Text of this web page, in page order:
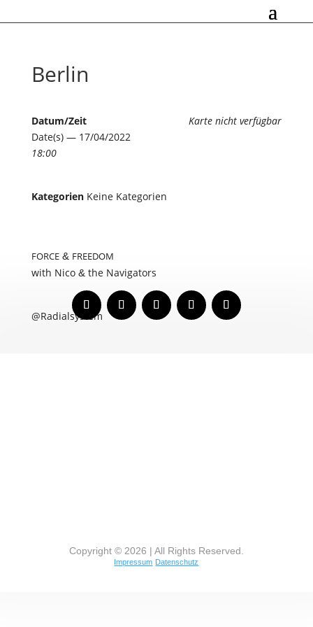
Berlin
Karte nicht verfügbar
Datum/Zeit
Date(s) — 17/04/2022
18:00
KategorienKeine Kategorien
FORCE & FREEDOM
with Nico &the Navigators
@Radialsystem
Copyright © 2026 | All Rights Reserved.
Impressum Datenschutz